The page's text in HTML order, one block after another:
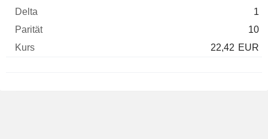
1
10
22,42 EUR